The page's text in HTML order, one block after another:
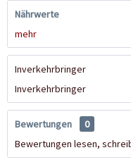
Nährwerte
mehr
Inverkehrbringer
Inverkehrbringer
Bewertungen
0
Bewertungen lesen,